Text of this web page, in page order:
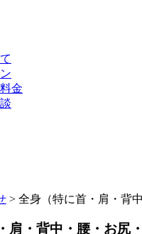
金
> 全身（特に首・肩・背
肩・背中・腰・お尻